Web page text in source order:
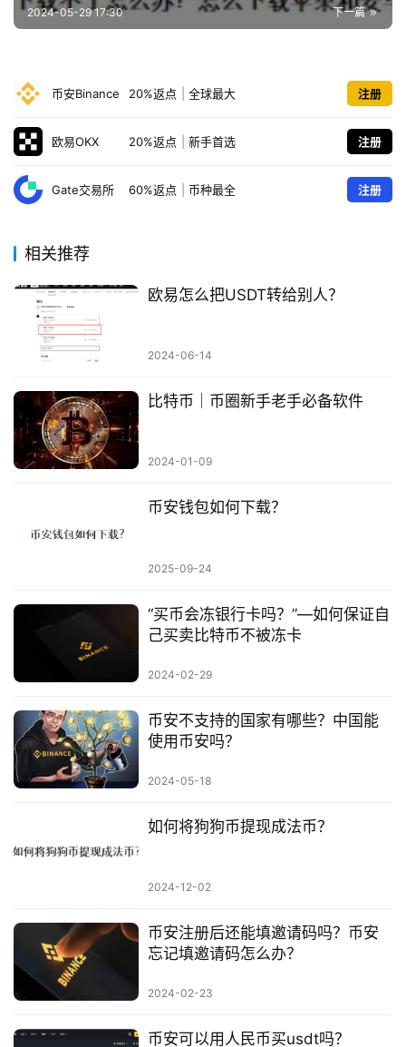
下一篇
2024-05-29 17:30
币安Binance 20%返点 全球最大 注册
欧易OKX 20%返点 新手首选 注册
Gate交易所 60%返点 币种最全 注册
相关推荐
欧易怎么把USDT转给别人？
2024-06-14
比特币｜币圈新手老手必备软件
2024-01-09
币安钱包如何下载？
2025-09-24
“买币会冻银行卡吗？”—如何保证自
己买卖比特币不被冻卡
2024-02-29
币安不支持的国家有哪些？中国能
使用币安吗？
2024-05-18
如何将狗狗币提现成法币？
2024-12-02
币安注册后还能填邀请码吗？币安
忘记填邀请码怎么办？
2024-02-23
币安可以用人民币买usdt吗？